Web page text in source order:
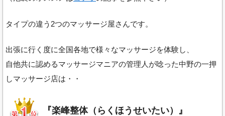
タイプの違う2つのマッサージ屋さんです。
出張に行く度に全国各地で様々なマッサージを体験し、
自他共に認めるマッサージマニアの管理人が唸った中野の一押
しマッサージ店は・・
『楽峰整体（らくほうせいたい）』